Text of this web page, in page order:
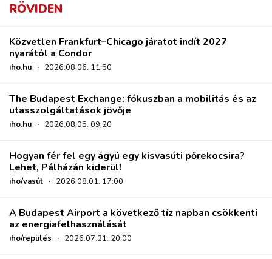
RÖVIDEN
Közvetlen Frankfurt–Chicago járatot indít 2027
nyarától a Condor
iho.hu · 2026.08.06. 11:50
The Budapest Exchange: fókuszban a mobilitás és az
utasszolgáltatások jövője
iho.hu · 2026.08.05. 09:20
Hogyan fér fel egy ágyú egy kisvasúti pőrekocsira?
Lehet, Pálházán kiderül!
iho/vasút · 2026.08.01. 17:00
A Budapest Airport a következő tíz napban csökkenti
az energiafelhasználását
iho/repülés · 2026.07.31. 20:00